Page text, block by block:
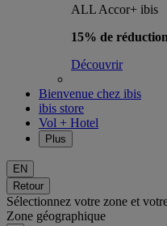
ALL Accor+ ibis
15% de
Découvrir
Bienvenue chez ibis
ibis store
Vol + Hotel
Plus
EN
Retour
Sélectionnez votre zone et
Zone géographique